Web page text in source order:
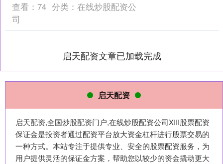
查看： 74 分类： 在线炒股配资公
司
启天配资文章已加载完成
启天配资
启天配资,全国炒股配资门户,在线炒股配资公司XIII‌股票配资
保证金是投资者通过配资平台放大资金杠杆进行股票交易的
一种方式。本站专注于提供专业、安全的股票配资服务，为
用户提供灵活的保证金方案，帮助您以较少的资金撬动更大